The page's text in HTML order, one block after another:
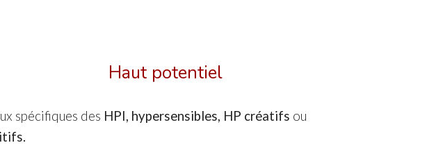
Haut potentiel
spécifiques des HPI, hypersensibles, HP créatifs ou